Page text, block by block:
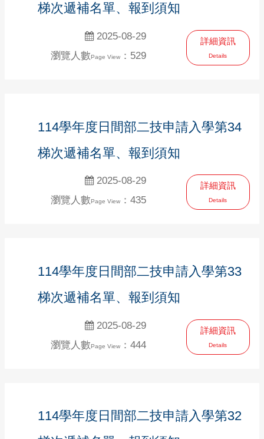
梯次遞補名單、報到須知
2025-08-29
瀏覽人數Page View：529
詳細資訊
Details
114學年度日間部二技申請入學第34
梯次遞補名單、報到須知
2025-08-29
瀏覽人數Page View：435
詳細資訊
Details
114學年度日間部二技申請入學第33
梯次遞補名單、報到須知
2025-08-29
瀏覽人數Page View：444
詳細資訊
Details
114學年度日間部二技申請入學第32